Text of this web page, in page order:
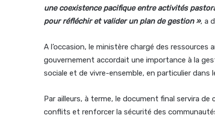
une coexistence pacifique entre activités
pour réfléchir et valider un plan de gestion», a
A l’occasion, le ministère chargé des ressources
gouvernement accordait une importance à la
sociale et de vivre-ensemble, en particulier dans
Par ailleurs, à terme, le document final servira
conflits et renforcer la sécurité des